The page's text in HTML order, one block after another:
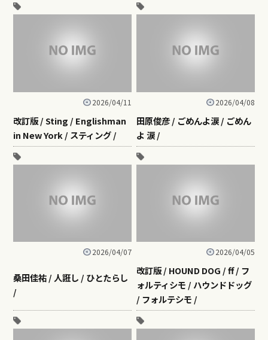
2026/04/11
改訂版 / Sting / Englishman
in New York / スティング /
2026/04/08
田原俊彦 / ごめんよ涙 / ごめん
よ 涙 /
2026/04/07
桑田佳祐 / 人誑し / ひとたらし
/
2026/04/05
改訂版 / HOUND DOG / ff / フ
ォルティシモ / ハウンドドッグ
/ フォルテシモ /